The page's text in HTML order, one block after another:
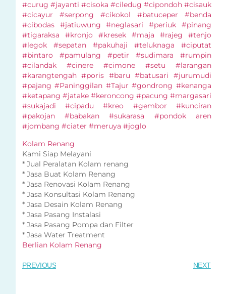
#curug #jayanti #cisoka #ciledug #cipondoh #cisauk
#cicayur #serpong #cikokol #batuceper #benda
#cibodas #jatiuwung #neglasari #periuk #pinang
#tigaraksa #kronjo #kresek #maja #rajeg #tenjo
#legok #sepatan #pakuhaji #teluknaga #ciputat
#bintaro #pamulang #petir #sudimara #rumpin
#cilandak #cinere #cimone #setu #larangan
#karangtengah #poris #baru #batusari #jurumudi
#pajang #Paninggilan #Tajur #gondrong #kenanga
#ketapang #jatake #keroncong #pacung #margasari
#sukajadi #cipadu #kreo #gembor #kunciran
#pakojan #babakan #sukarasa #pondok aren
#jombang #ciater #meruya #joglo
Kolam Renang
Kami Siap Melayani
* Jual Peralatan Kolam renang
* Jasa Buat Kolam Renang
* Jasa Renovasi Kolam Renang
* Jasa Konsultasi Kolam Renang
* Jasa Desain Kolam Renang
* Jasa Pasang Instalasi
* Jasa Pasang Pompa dan Filter
* Jasa Water Treatment
Berlian Kolam Renang
PREVIOUS NEXT